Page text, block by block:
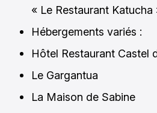
« Le Restaurant Katucha
Hébergements variés :
Hôtel Restaurant Castel
Le Gargantua
La Maison de Sabine